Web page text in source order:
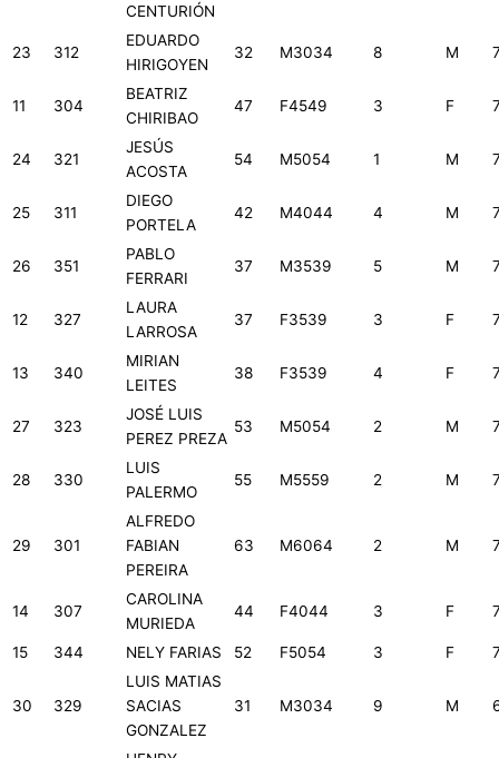
CENTURIÓN
23 312
EDUARDO
HIRIGOYEN
32 M3034 8 M
11 304
BEATRIZ
CHIRIBAO
47 F4549 3 F
24 321
JESÚS
ACOSTA
54 M5054 1 M
25 311
DIEGO
PORTELA
42 M4044 4 M
26 351
PABLO
FERRARI
37 M3539 5 M
12 327
LAURA
LARROSA
37 F3539 3 F
13 340
MIRIAN
LEITES
38 F3539 4 F
27 323
JOSÉ LUIS
PEREZ PREZA
53 M5054 2 M
28 330
LUIS
PALERMO
55 M5559 2 M
29 301
ALFREDO
FABIAN
PEREIRA
63 M6064 2 M
14 307
CAROLINA
MURIEDA
44 F4044 3 F
15 344 NELY FARIAS 52 F5054 3 F
30 329
LUIS MATIAS
SACIAS
GONZALEZ
31 M3034 9 M